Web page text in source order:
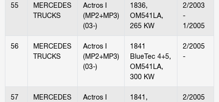
55
MERCEDES
TRUCKS
Actros I
(MP2+MP3)
(03-)
1836,
OM541LA,
265 KW
2/2003
-
1/2005
56
MERCEDES
TRUCKS
Actros I
(MP2+MP3)
(03-)
1841
BlueTec 4+5,
OM541LA,
300 KW
2/2005
-
57
MERCEDES
Actros I
1841,
2/2005